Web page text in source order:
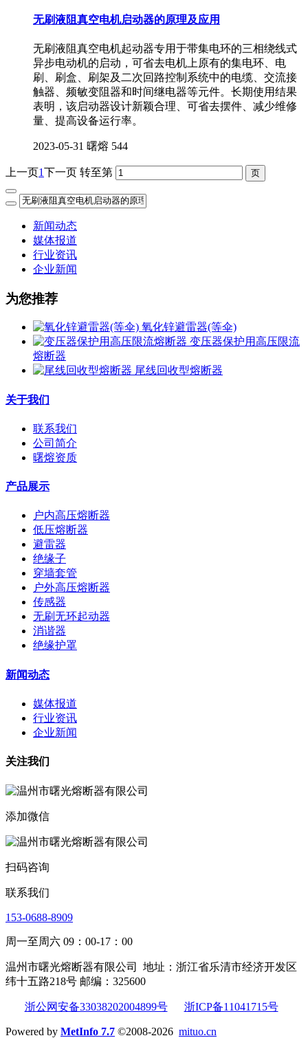
无刷液阻真空电机启动器的原理及应用
无刷液阻真空电机起动器专用于带集电环的三相绕线式
异步电动机的启动，可省去电机上原有的集电环、电
刷、刷盒、刷架及二次回路控制系统中的电缆、交流接
触器、频敏变阻器和时间继电器等元件。长期使用结果
表明，该启动器设计新颖合理、可省去摆件、减少维修
量、提高设备运行率。
2023-05-31 曙熔 544
上一页1下一页 转至第
新闻动态
媒体报道
行业资讯
企业新闻
为您推荐
氧化锌避雷器(等伞)
变压器保护用高压限流
熔断器
尾线回收型熔断器
关于我们
联系我们
公司简介
曙熔资质
产品展示
户内高压熔断器
低压熔断器
避雷器
绝缘子
穿墙套管
户外高压熔断器
传感器
无刷无环起动器
消谐器
绝缘护罩
新闻动态
媒体报道
行业资讯
企业新闻
关注我们
添加微信
扫码咨询
联系我们
153-0688-8909
周一至周六 09：00-17：00
温州市曙光熔断器有限公司
地址：浙江省乐清市经济开发区
纬十五路218号 邮编：325600
浙公网安备33038202004899号 浙ICP备11041715号
Powered by MetInfo 7.7 ©2008-2026 mituo.cn